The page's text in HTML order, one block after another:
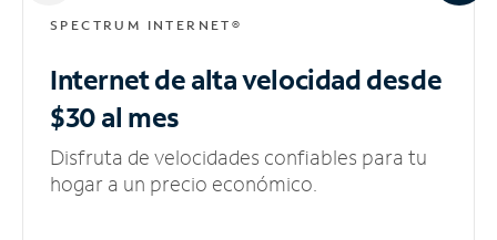
SPECTRUM INTERNET®
Internet de alta velocidaddesde
$30 al mes
Disfruta de velocidades confiables para tu
hogar a un precio económico.